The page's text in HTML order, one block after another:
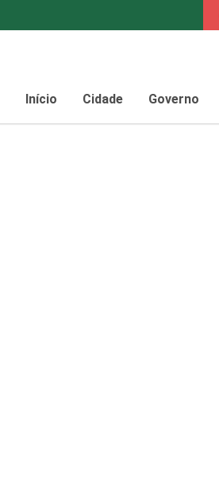
Início Cidade Governo